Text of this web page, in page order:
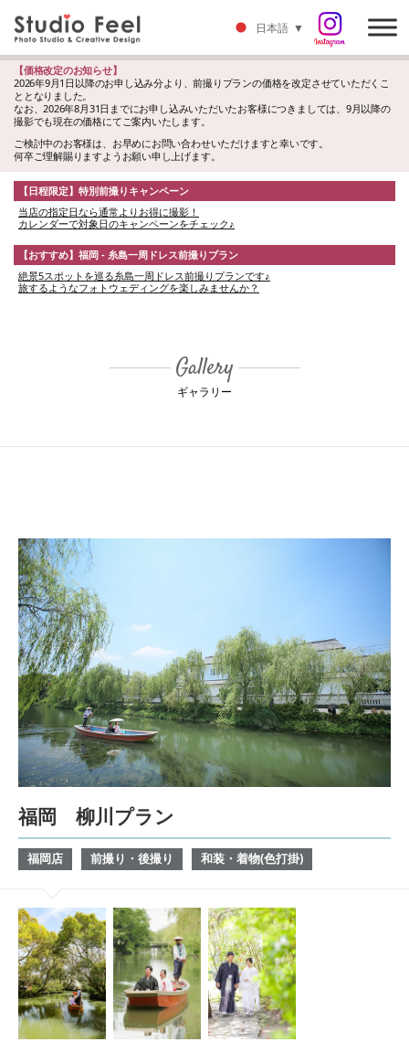
【価格改定のお知らせ】
2026年9月1日以降のお申し込み分より、前撮りプランの価格を改定させていただくこ
ととなりました。
なお、2026年8月31日までにお申し込みいただいたお客様につきましては、9月以降の
撮影でも現在の価格にてご案内いたします。
ご検討中のお客様は、お早めにお問い合わせいただけますと幸いです。
何卒ご理解賜りますようお願い申し上げます。
【日程限定】特別前撮りキャンペーン
当店の指定日なら通常よりお得に撮影！
カレンダーで対象日のキャンペーンをチェック♪
【おすすめ】福岡 - 糸島一周ドレス前撮りプラン
絶景5スポットを巡る糸島一周ドレス前撮りプランです♪
旅するようなフォトウェディングを楽しみませんか？
Gallery
ギャラリー
福岡 柳川プラン
福岡店 前撮り・後撮り 和装・着物(色打掛)
日本語 ▼